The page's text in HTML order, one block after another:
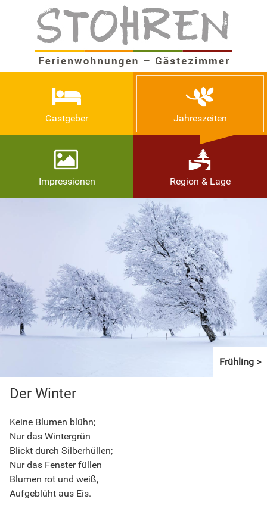
Gastgeber Jahreszeiten
Impressionen Region & Lage
Frühling
Der Winter
Keine Blumen blühn;
Nur das Wintergrün
Blickt durch Silberhüllen;
Nur das Fenster füllen
Blumen rot und weiß,
Aufgeblüht aus Eis.